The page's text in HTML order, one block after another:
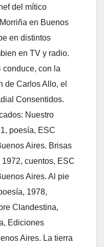
del mítico
en Buenos
en distintos
en TV y radio.
conduce, con la
de Carlos Allo, el
Consentidos.
Nuestro
poesía, ESC
Aires. Brisas
cuentos, ESC
Aires. Al pie
1978,
Clandestina,
Ediciones
Aires. La tierra